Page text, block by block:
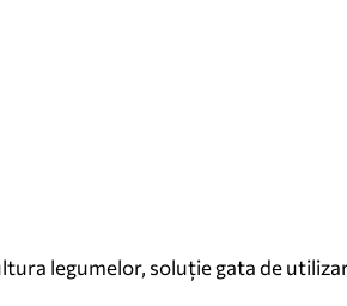
legumelor, soluție gata de